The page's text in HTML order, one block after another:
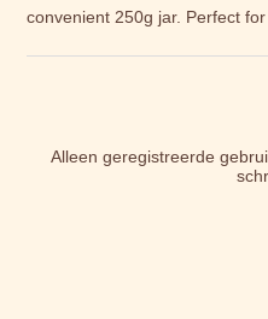
convenient 250g jar. Perfect
Alleen geregistreerde